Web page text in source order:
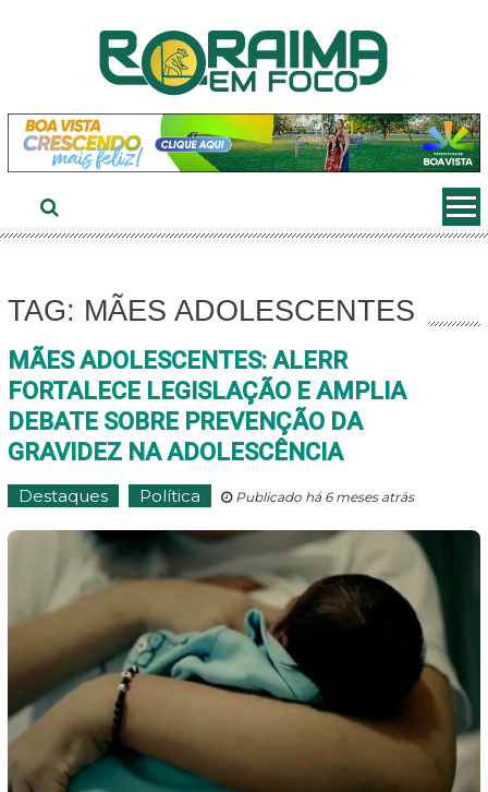
TAG: MÃES ADOLESCENTES
MÃES ADOLESCENTES: ALERR
FORTALECE LEGISLAÇÃO E AMPLIA
DEBATE SOBRE PREVENÇÃO DA
GRAVIDEZ NA ADOLESCÊNCIA
Destaques Política Publicado há 6 meses atrás